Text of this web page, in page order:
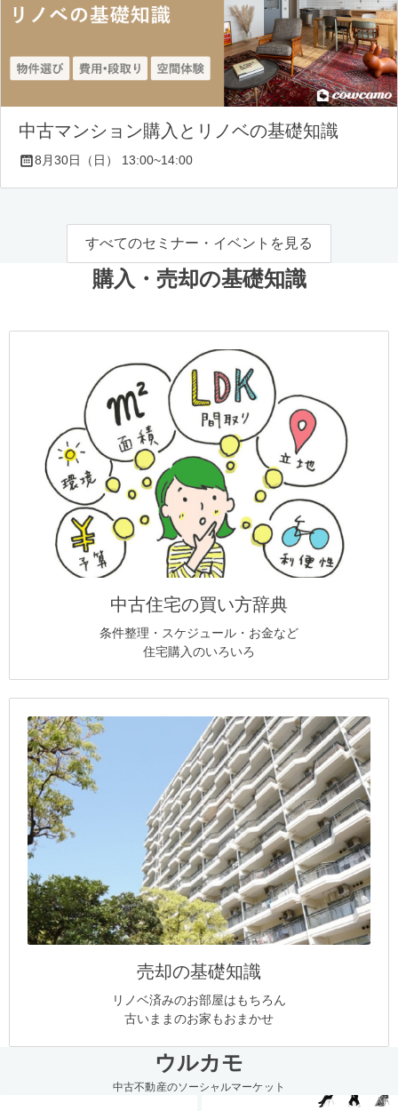
中古マンション購入とリノベの基礎知識
8月30日（日） 13:00~14:00
すべてのセミナー・イベントを見る
購入・売却の基礎知識
中古住宅の買い方辞典
条件整理・スケジュール・お金など
住宅購入のいろいろ
売却の基礎知識
リノベ済みのお部屋はもちろん
古いままのお家もおまかせ
ウルカモ
中古不動産のソーシャルマーケット